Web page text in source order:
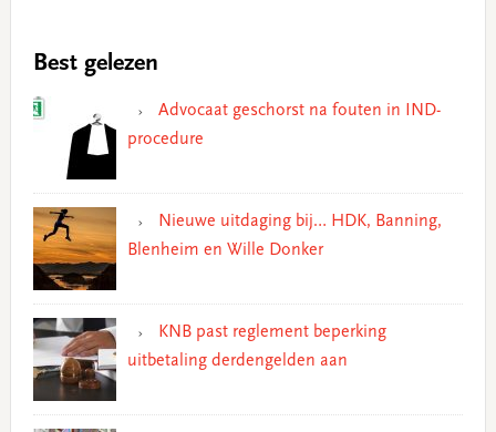
Best gelezen
Advocaat geschorst na fouten in IND-
procedure
Nieuwe uitdaging bij… HDK, Banning,
Blenheim en Wille Donker
KNB past reglement beperking
uitbetaling derdengelden aan